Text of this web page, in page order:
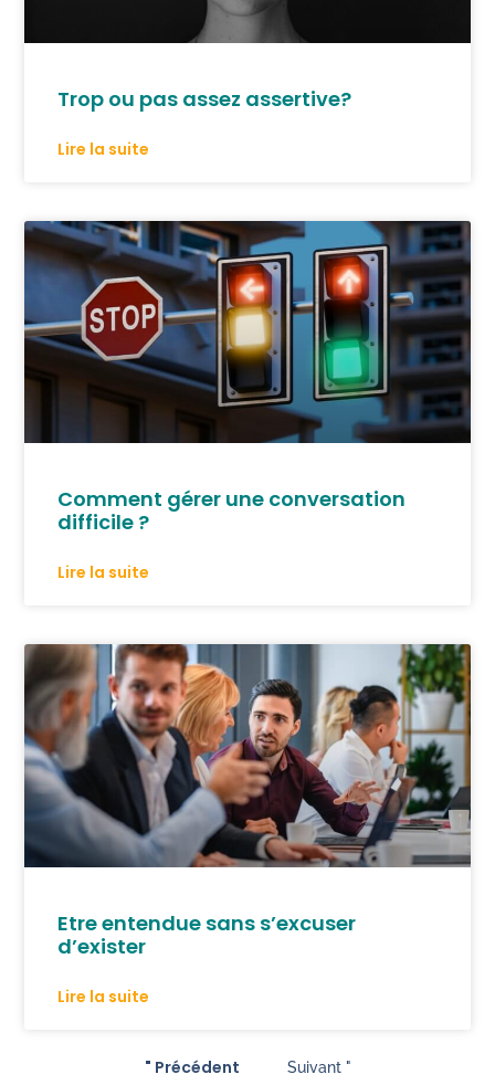
Trop ou pas assez assertive?
Lire la suite
Comment gérer une conversation
difficile ?
Lire la suite
Etre entendue sans s’excuser
d’exister
Lire la suite
" Précédent Suivant "